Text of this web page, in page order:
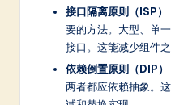
接口隔离原则（ISP）
要的方法。大型、单
接口。这能减少组件之
依赖倒置原则（DIP）
两者都应依赖抽象。